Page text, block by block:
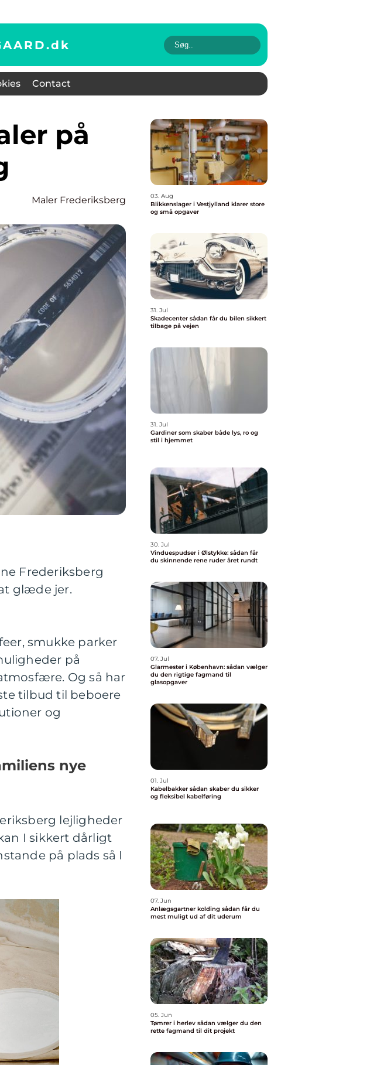
dk
Contact
Maler Frederiksberg
Frederiksberg
glæde jer.
smukke parker
på
Og så har
tilbud til beboere
og
nye
lejligheder
I sikkert dårligt
på plads så I
03. Aug
Blikkenslager i Vestjylland klarer store
og små opgaver
31. Jul
Skadecenter sådan får du bilen sikkert
tilbage på vejen
31. Jul
Gardiner som skaber både lys, ro og
stil i hjemmet
30. Jul
Vinduespudser i Ølstykke: sådan får
du skinnende rene ruder året rundt
07. Jul
Glarmester i København: sådan vælger
du den rigtige fagmand til
glasopgaver
01. Jul
Kabelbakker sådan skaber du sikker
og fleksibel kabelføring
07. Jun
Anlægsgartner kolding sådan får du
mest muligt ud af dit uderum
05. Jun
Tømrer i herlev sådan vælger du den
rette fagmand til dit projekt